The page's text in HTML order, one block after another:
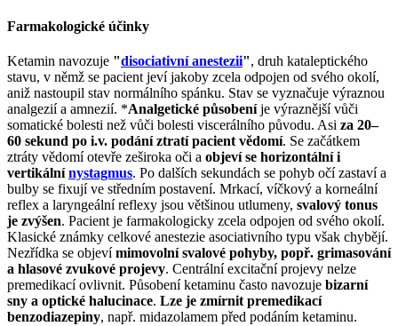
Farmakologické účinky
Ketamin navozuje "disociativní anestezii", druh kataleptického
stavu, v němž se pacient jeví jakoby zcela odpojen od svého okolí,
aniž nastoupil stav normálního spánku. Stav se vyznačuje výraznou
analgezií a amnezií. *Analgetické působeníje výraznější vůči
somatické bolesti než vůči bolesti viscerálního původu. Asi za 20–
60 sekund po i.v. podání ztratí pacient vědomí. Se začátkem
ztráty vědomí otevře zeširoka oči a objeví se horizontální i
vertikálnínystagmus. Po dalších sekundách se pohyb očí zastaví a
bulby se fixují ve středním postavení. Mrkací, víčkový a korneální
reflex a laryngeální reflexy jsou většinou utlumeny, svalový tonus
je zvýšen. Pacient je farmakologicky zcela odpojen od svého okolí.
Klasické známky celkové anestezie asociativního typu však chybějí.
Nezřídka se objevímimovolní svalové pohyby, popř. grimasování
a hlasové zvukové projevy. Centrální excitační projevy nelze
premedikací ovlivnit. Působení ketaminu často navozuje bizarní
sny a optické halucinace. Lze je zmírnit premedikací
benzodiazepiny, např. midazolamem před podáním ketaminu.